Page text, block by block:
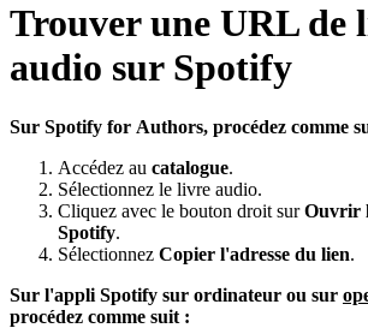
Trouver une URL de
audio sur Spotify
Sur Spotify for Authors, procédez comme
Accédez au catalogue.
Sélectionnez le livre audio.
Cliquez avec le bouton droit surOuvrir
Spotify.
Sélectionnez Copier l'adresse du lien.
Sur l'appli Spotify sur ordinateur ou sur
procédez comme suit :